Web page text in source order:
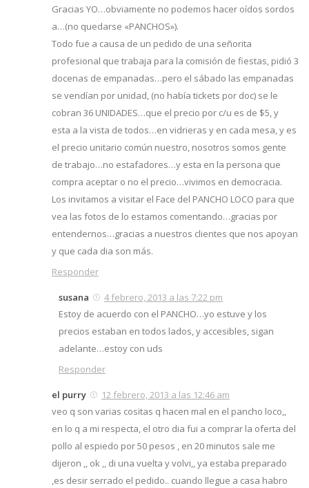
Gracias YO…obviamente no podemos hacer oídos sordos
a…(no quedarse «PANCHOS»).
Todo fue a causa de un pedido de una señorita
profesional que trabaja para la comisión de fiestas, pidió 3
docenas de empanadas…pero el sábado las empanadas
se vendían por unidad, (no había tickets por doc) se le
cobran 36 UNIDADES…que el precio por c/u es de $5, y
esta a la vista de todos…en vidrieras y en cada mesa, y es
el precio unitario común nuestro, nosotros somos gente
de trabajo…no estafadores…y esta en la persona que
compra aceptar o no el precio…vivimos en democracia.
Los invitamos a visitar el Face del PANCHO LOCO para que
vea las fotos de lo estamos comentando…gracias por
entendernos…gracias a nuestros clientes que nos apoyan
y que cada dia son más.
Responder
susana
4 febrero, 2013 a las 7:22 pm
Estoy de acuerdo con el PANCHO…yo estuve y los
precios estaban en todos lados, y accesibles, sigan
adelante…estoy con uds
Responder
el purry
12 febrero, 2013 a las 12:46 am
veo q son varias cositas q hacen mal en el pancho loco,,
en lo q a mi respecta, el otro dia fui a comprar la oferta del
pollo al espiedo por 50 pesos , en 20 minutos sale me
dijeron ,, ok ,, di una vuelta y volvi,, ya estaba preparado
,es desir serrado el pedido.. cuando llegue a casa habro